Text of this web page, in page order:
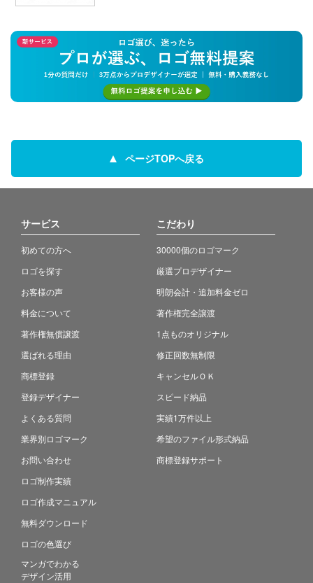
ページTOPへ戻る
サービス
初めての方へ
ロゴを探す
お客様の声
料金について
著作権無償譲渡
選ばれる理由
商標登録
登録デザイナー
よくある質問
業界別ロゴマーク
お問い合わせ
ロゴ制作実績
ロゴ作成マニュアル
無料ダウンロード
ロゴの色選び
マンガでわかる
デザイン活用
こだわり
30000個のロゴマーク
厳選プロデザイナー
明朗会計・追加料金ゼロ
著作権完全譲渡
1点ものオリジナル
修正回数無制限
キャンセルＯＫ
スピード納品
実績1万件以上
希望のファイル形式納品
商標登録サポート